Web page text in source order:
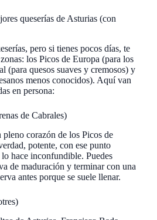
queserías de Asturias (con
pero si tienes pocos días, te
los Picos de Europa (para los
(para quesos suaves y cremosos) y
menos conocidos). Aquí van
en persona:
de Cabrales)
pleno corazón de los Picos de
potente, con ese punto
hace inconfundible. Puedes
de maduración y terminar con una
antes porque se suele llenar.